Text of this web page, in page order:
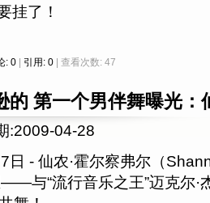
挂了！
: 0 引用: 0 | 查看次数: 47
的 第一个男伴舞曝光：
:2009-04-28
日 - 仙农·霍尔察弗尔（
与“流行音乐之王”迈克尔·